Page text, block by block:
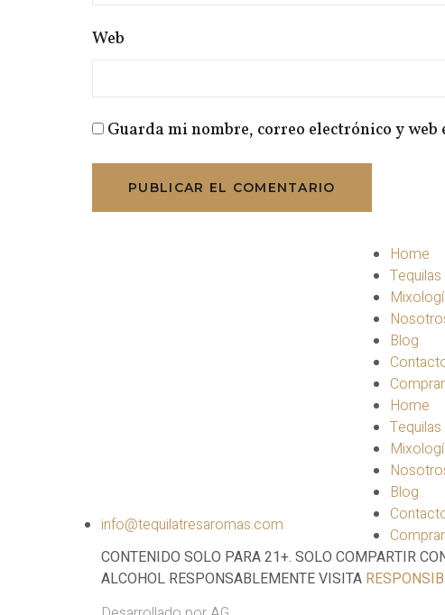
Web
Guarda mi nombre, correo electrónico y
info@tequilatresaromas.com
Home
Tequilas
Blog
Home
Tequilas
Blog
CONTENIDO SOLO PARA 21+. SOLO COMPARTIR
ALCOHOL RESPONSABLEMENTE VISITA